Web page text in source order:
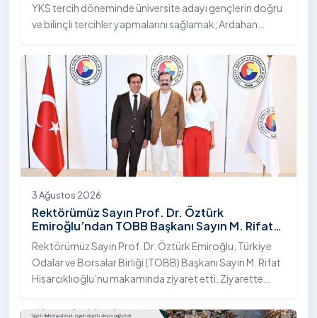
YKS tercih döneminde üniversite adayı gençlerin doğru
ve bilinçli tercihler yapmalarını sağlamak; Ardahan
çeşitliliğini ve nitelikli imkânlarını aktarmak üzere Ülke TV
ekranlarında yayımlanan "Genç Vizyon" programına
canlı yayın konuğu olarak katıldı.
3 Ağustos 2026
Rektörümüz Sayın Prof. Dr. Öztürk
Emiroğlu’ndan TOBB Başkanı Sayın M. Rifat
Hisarcıklıoğlu’na Ziyaret
Rektörümüz Sayın Prof. Dr. Öztürk Emiroğlu, Türkiye
Odalar ve Borsalar Birliği (TOBB) Başkanı Sayın M. Rifat
Hisarcıklıoğlu’nu makamında ziyaret etti. Ziyarette
Emiroğlu Hanımefendi eşlik etti.